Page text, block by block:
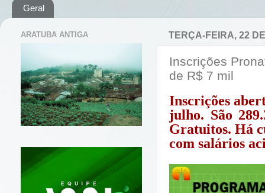
Geral
TERÇA-FEIRA, 22
Inscrições
de R$ 7 mil
Inscrições
julho. São
Gratuitos. Há
com salários
ARATUBA ANTIGA